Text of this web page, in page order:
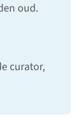
oud.
een externe
curator,